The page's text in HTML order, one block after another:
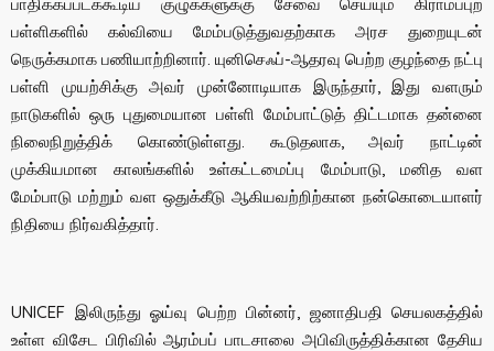
பள்ளிகளில் கல்வியை மேம்படுத்துவதற்காக அரச துறையுடன்
நெருக்கமாக பணியாற்றினார். யுனிசெஃப்-ஆதரவு பெற்ற குழந்தை நட்பு
பள்ளி முயற்சிக்கு அவர் முன்னோடியாக இருந்தார், இது வளரும்
நாடுகளில் ஒரு புதுமையான பள்ளி மேம்பாட்டுத் திட்டமாக தன்னை
நிலைநிறுத்திக் கொண்டுள்ளது. கூடுதலாக, அவர் நாட்டின்
முக்கியமான காலங்களில் உள்கட்டமைப்பு மேம்பாடு, மனித வள
மேம்பாடு மற்றும் வள ஒதுக்கீடு ஆகியவற்றிற்கான நன்கொடையாளர்
நிதியை நிர்வகித்தார்.
UNICEF இலிருந்து ஓய்வு பெற்ற பின்னர், ஜனாதிபதி செயலகத்தில்
உள்ள விசேட பிரிவில் ஆரம்பப் பாடசாலை அபிவிருத்திக்கான தேசிய